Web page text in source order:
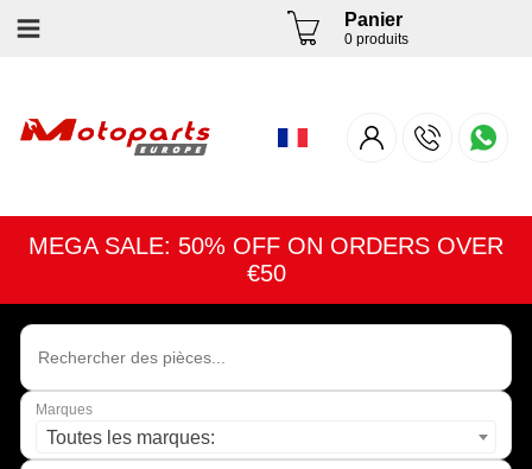
Panier
0 produits
MEGA SALE: 50% OFF ON ORDERS OVER
€50
Marques
Toutes les marques: